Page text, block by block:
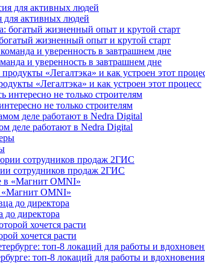
активных людей
жизненный опыт и крутой старт
и уверенность в завтрашнем дне
«Легалтэка» и как устроен этот процесс
не только строителям
деле работают в Nedra Digital
сотрудников продаж 2ГИС
«Магнит OMNI»
до директора
хочется расти
топ-8 локаций для работы и вдохновения